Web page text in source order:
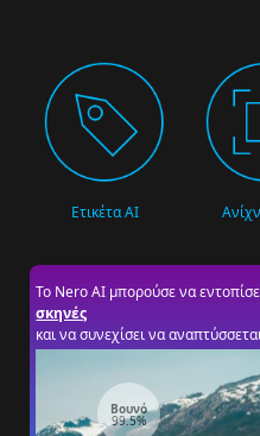
Ετικέτα AI
Το Nero AI μπορούσε να
σκηνές
και να συνεχίσει να
Βουνό
99.5%